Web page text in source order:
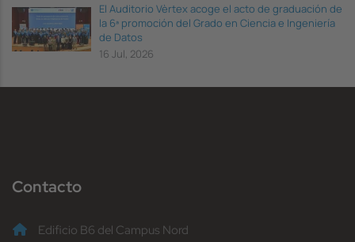
El Auditorio Vèrtex acoge el acto de graduación de
la 6ª promoción del Grado en Ciencia e Ingeniería
de Datos
16 Jul, 2026
Contacto
Edificio B6 del Campus Nord